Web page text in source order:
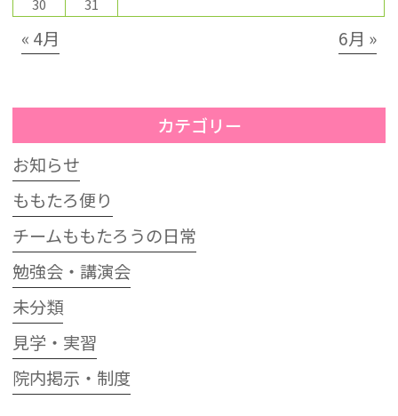
30 31
« 4月 6月 »
カテゴリー
お知らせ
ももたろ便り
チームももたろうの日常
勉強会・講演会
未分類
見学・実習
院内掲示・制度